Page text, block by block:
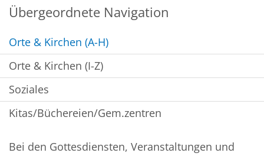
Übergeordnete Navigation
Orte & Kirchen (A-H)
Orte & Kirchen (I-Z)
Soziales
Kitas/Büchereien/Gem.zentren
Bei den Gottesdiensten, Veranstaltungen und